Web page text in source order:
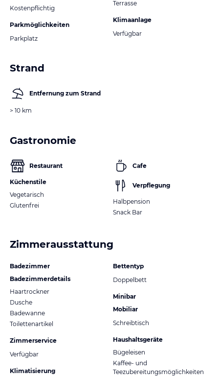
Kostenpflichtig
Parkmöglichkeiten
Parkplatz
Terrasse
Klimaanlage
Verfügbar
Strand
Entfernung zum Strand
> 10 km
Gastronomie
Restaurant
Küchenstile
Vegetarisch
Glutenfrei
Cafe
Verpflegung
Halbpension
Snack Bar
Zimmerausstattung
Badezimmer
Badezimmerdetails
Haartrockner
Dusche
Badewanne
Toilettenartikel
Zimmerservice
Verfügbar
Klimatisierung
Bettentyp
Doppelbett
Minibar
Mobiliar
Schreibtisch
Haushaltsgeräte
Bügeleisen
Kaffee- und
Teezubereitungsmöglichkeiten